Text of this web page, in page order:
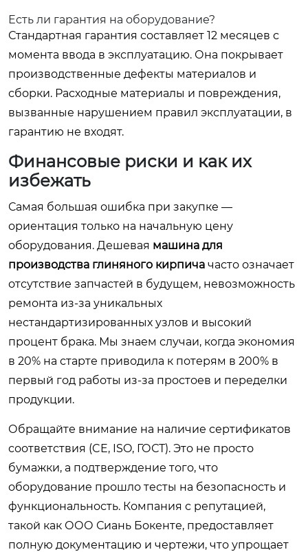
Есть ли гарантия на оборудование?
Стандартная гарантия составляет 12 месяцев с
момента ввода в эксплуатацию. Она покрывает
производственные дефекты материалов и
сборки. Расходные материалы и повреждения,
вызванные нарушением правил эксплуатации, в
гарантию не входят.
Финансовые риски и как их
избежать
Самая большая ошибка при закупке —
ориентация только на начальную цену
оборудования. Дешевая машина для
производства глиняного кирпича часто означает
отсутствие запчастей в будущем, невозможность
ремонта из-за уникальных
нестандартизированных узлов и высокий
процент брака. Мы знаем случаи, когда экономия
в 20% на старте приводила к потерям в 200% в
первый год работы из-за простоев и переделки
продукции.
Обращайте внимание на наличие сертификатов
соответствия (CE, ISO, ГОСТ). Это не просто
бумажки, а подтверждение того, что
оборудование прошло тесты на безопасность и
функциональность. Компания с репутацией,
такой как ООО Сиань Бокенте, предоставляет
полную документацию и чертежи, что упрощает